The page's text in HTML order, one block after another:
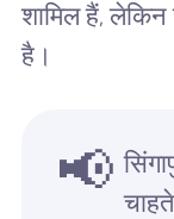
शामिल हैं,
है।
📢